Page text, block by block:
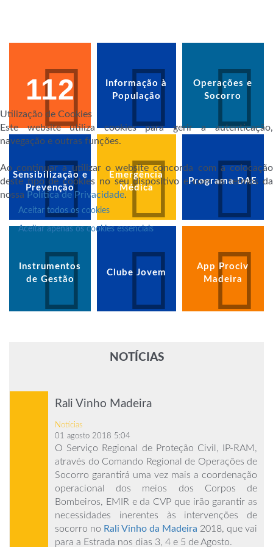
112
Informação à
População
Operações e
Socorro
Sensibilização e
Prevenção
Emergência
Médica
Programa DAE
Instrumentos
de Gestão
Clube Jovem
App Prociv
Madeira
NOTÍCIAS
Rali Vinho Madeira
Notícias
01 agosto 2018 5:04
O Serviço Regional de Proteção Civil, IP-RAM,
através do Comando Regional de Operações de
Socorro garantirá uma vez mais a coordenação
operacional dos meios dos Corpos de
Bombeiros, EMIR e da CVP que irão garantir as
necessidades inerentes às intervenções de
socorro no Rali Vinho da Madeira 2018, que vai
para a Estrada nos dias 3, 4 e 5 de Agosto.
Utilização de Cookies
Este website utiliza cookies para gerir a autenticação,
navegação e outras funções.
Ao continuar a utilizar o website concorda com a colocação
deste tipo de cookies no seu dispositivo e com os termos da
nossa Política de Privacidade.
Aceitar todos os cookies
Aceitar apenas os cookies essenciais